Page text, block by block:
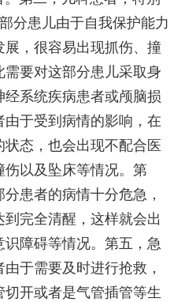
分患儿由于自我保护能力
，很容易出现抓伤、撞
要对这部分患儿采取身
系统疾病患者或颅脑损
于受到病情的影响，在
态，也会出现不配合医
以及坠床等情况。第
患者的病情十分危急，
完全清醒，这样就会出
障碍等情况。第五，急
于需要及时进行抢救，
开或者是气管插管等生